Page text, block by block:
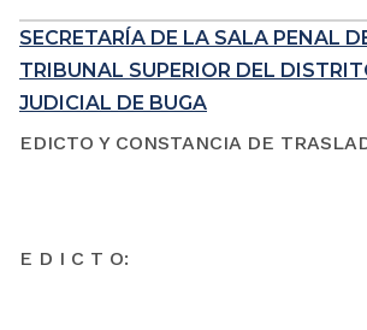
SECRETARÍA DE LA SALA PENAL
TRIBUNAL SUPERIOR DEL
JUDICIAL DE BUGA
EDICTO Y CONSTANCIA DE
E D I C T O: